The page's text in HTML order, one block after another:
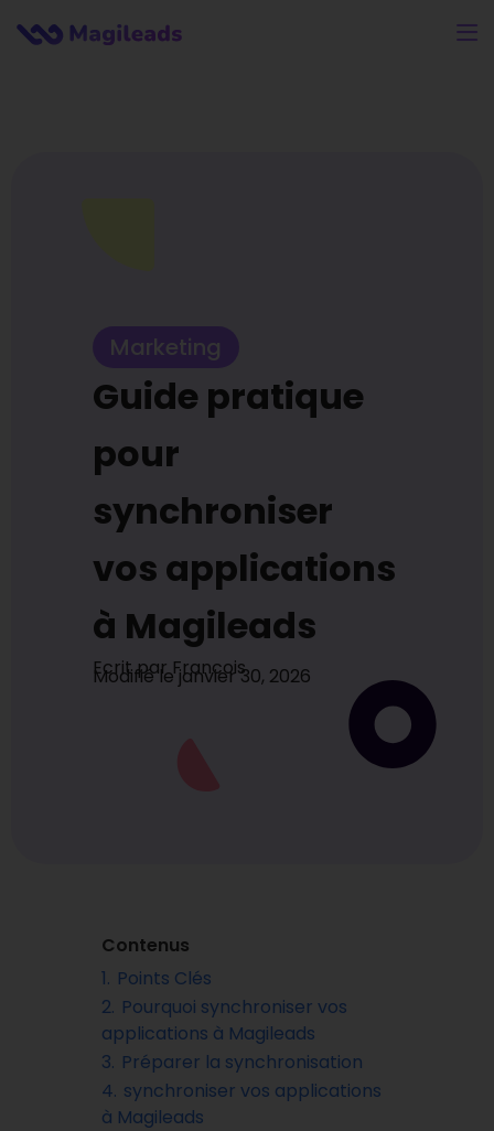
Marketing
Guide pratique
pour
synchroniser
vos applications
à Magileads
Ecrit parFrancois
Modifié le janvier 30, 2026
Contenus
1. Points Clés
2. Pourquoi synchroniser vos
applications à Magileads
3. Préparer la synchronisation
4. synchroniser vos applications
à Magileads